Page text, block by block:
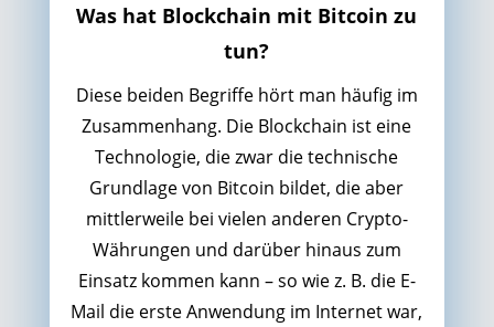
Was hat Blockchain mit Bitcoin zu
tun?
Diese beiden Begriffe hört man häufig im
Zusammenhang. Die Blockchain ist eine
Technologie, die zwar die technische
Grundlage von Bitcoin bildet, die aber
mittlerweile bei vielen anderen Crypto-
Währungen und darüber hinaus zum
Einsatz kommen kann – so wie z. B. die E-
Mail die erste Anwendung im Internet war,